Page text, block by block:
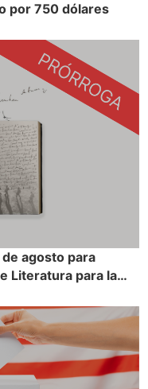
por 750 dólares
agosto para
Literatura para la…